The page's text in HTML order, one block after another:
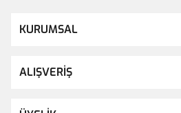
KURUMSAL
ALIŞVERİŞ